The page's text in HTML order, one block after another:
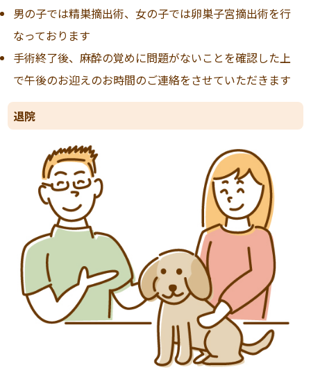
男の子では精巣摘出術、女の子では卵巣子宮摘出術を行
なっております
手術終了後、麻酔の覚めに問題がないことを確認した上
で午後のお迎えのお時間のご連絡をさせていただきます
退院